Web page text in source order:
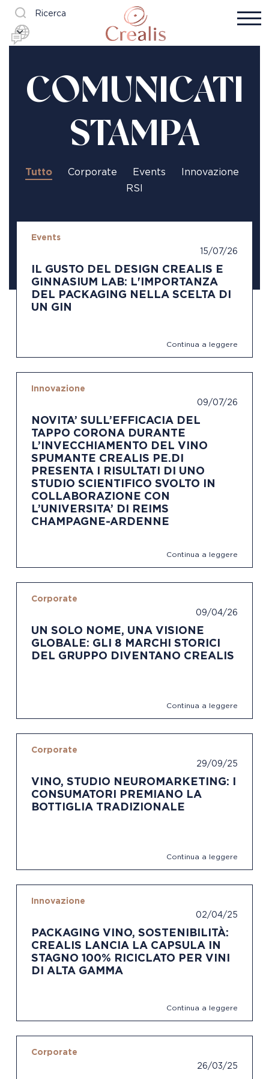
Ricerca
COMUNICATI
STAMPA
Tutto Corporate Events
Innovazione
RSI
Events
15/07/26
IL GUSTO DEL DESIGN CREALIS E
GINNASIUM LAB: L'IMPORTANZA
DEL PACKAGING NELLA SCELTA DI
UN GIN
Continua a leggere
Innovazione
09/07/26
NOVITA’ SULL’EFFICACIA DEL
TAPPO CORONA DURANTE
L’INVECCHIAMENTO DEL VINO
SPUMANTE CREALIS PE.DI
PRESENTA I RISULTATI DI UNO
STUDIO SCIENTIFICO SVOLTO IN
COLLABORAZIONE CON
L’UNIVERSITA’ DI REIMS
CHAMPAGNE-ARDENNE
Continua a leggere
Corporate
09/04/26
UN SOLO NOME, UNA VISIONE
GLOBALE: GLI 8 MARCHI STORICI
DEL GRUPPO DIVENTANO CREALIS
Continua a leggere
Corporate
29/09/25
VINO, STUDIO NEUROMARKETING: I
CONSUMATORI PREMIANO LA
BOTTIGLIA TRADIZIONALE
Continua a leggere
Innovazione
02/04/25
PACKAGING VINO, SOSTENIBILITÀ:
CREALIS LANCIA LA CAPSULA IN
STAGNO 100% RICICLATO PER VINI
DI ALTA GAMMA
Continua a leggere
Corporate
26/03/25